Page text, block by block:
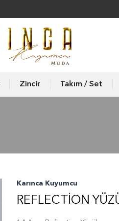
Zincir Takım / Set
Karınca Kuyumcu
REFLECTION